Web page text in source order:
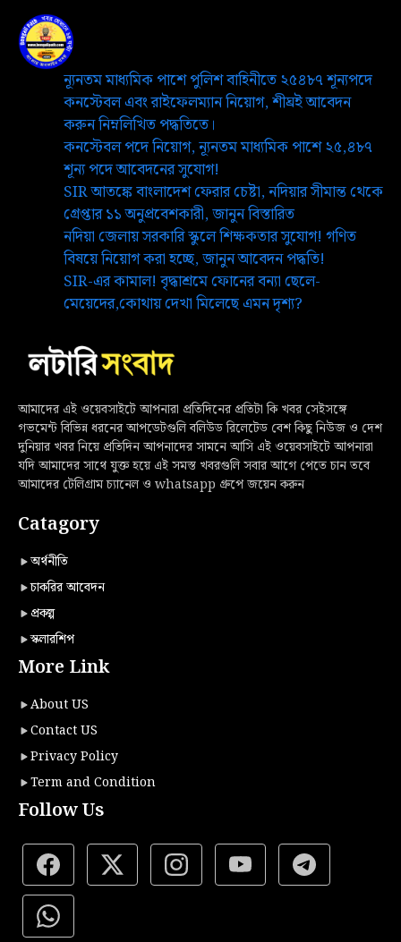
ন্যূনতম মাধ্যমিক পাশে পুলিশ বাহিনীতে ২৫৪৮৭ শূন্যপদে
কনস্টেবল এবং রাইফেলম্যান নিয়োগ, শীঘ্রই আবেদন
করুন নিম্নলিখিত পদ্ধতিতে।
কনস্টেবল পদে নিয়োগ, ন্যূনতম মাধ্যমিক পাশে ২৫,৪৮৭
শূন্য পদে আবেদনের সুযোগ!
SIR আতঙ্কে বাংলাদেশ ফেরার চেষ্টা, নদিয়ার সীমান্ত থেকে
গ্রেপ্তার ১১ অনুপ্রবেশকারী, জানুন বিস্তারিত
নদিয়া জেলায় সরকারি স্কুলে শিক্ষকতার সুযোগ! গণিত
বিষয়ে নিয়োগ করা হচ্ছে, জানুন আবেদন পদ্ধতি!
SIR-এর কামাল! বৃদ্ধাশ্রমে ফোনের বন্যা ছেলে-
মেয়েদের,কোথায় দেখা মিলেছে এমন দৃশ্য?
আমাদের এই ওয়েবসাইটে আপনারা প্রতিদিনের প্রতিটা কি খবর সেইসঙ্গে
গভমেন্ট বিভিন্ন ধরনের আপডেটগুলি বলিউড রিলেটেড বেশ কিছু নিউজ ও দেশ
দুনিয়ার খবর নিয়ে প্রতিদিন আপনাদের সামনে আসি এই ওয়েবসাইটে আপনারা
যদি আমাদের সাথে যুক্ত হয়ে এই সমস্ত খবরগুলি সবার আগে পেতে চান তবে
আমাদের টেলিগ্রাম চ্যানেল ও whatsapp গ্রুপে জয়েন করুন
Catagory
অর্থনীতি
চাকরির আবেদন
প্রকল্প
স্কলারশিপ
More Link
About US
Contact US
Privacy Policy
Term and Condition
Follow Us